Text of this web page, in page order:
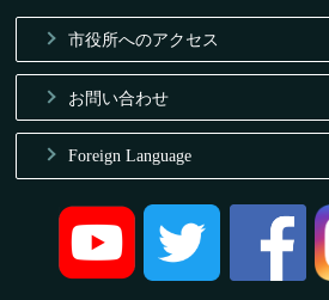
市役所へのアクセス
お問い合わせ
Foreign Language